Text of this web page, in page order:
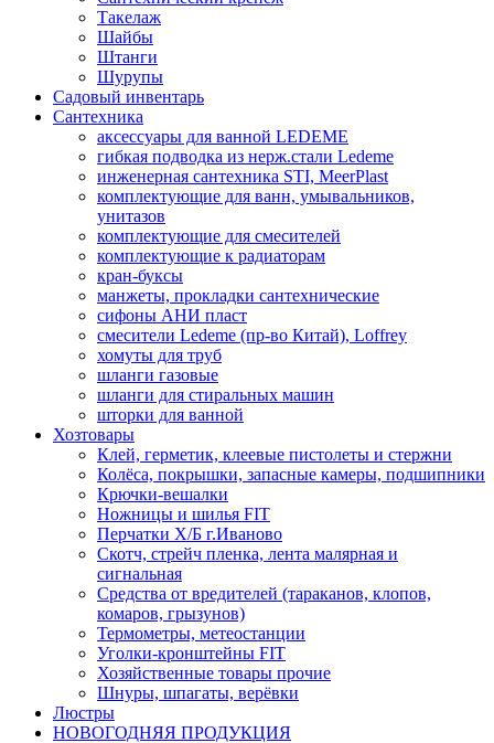
Такелаж
Шайбы
Штанги
Шурупы
Садовый инвентарь
Сантехника
аксессуары для ванной LEDEME
гибкая подводка из нерж.стали Ledeme
инженерная сантехника STI, MeerPlast
комплектующие для ванн, умывальников,
унитазов
комплектующие для смесителей
комплектующие к радиаторам
кран-буксы
манжеты, прокладки сантехнические
сифоны АНИ пласт
смесители Ledeme (пр-во Китай), Loffrey
хомуты для труб
шланги газовые
шланги для стиральных машин
шторки для ванной
Хозтовары
Клей, герметик, клеевые пистолеты и стержни
Колёса, покрышки, запасные камеры, подшипники
Крючки-вешалки
Ножницы и шилья FIT
Перчатки Х/Б г.Иваново
Скотч, стрейч пленка, лента малярная и
сигнальная
Средства от вредителей (тараканов, клопов,
комаров, грызунов)
Термометры, метеостанции
Уголки-кронштейны FIT
Хозяйственные товары прочие
Шнуры, шпагаты, верёвки
Люстры
НОВОГОДНЯЯ ПРОДУКЦИЯ